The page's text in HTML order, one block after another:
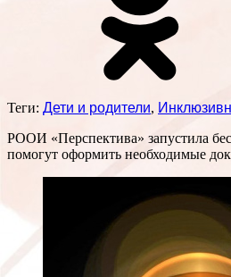
Теги: Дети и родители,
РООИ «Перспектива» запустила
помогут оформить необходимые